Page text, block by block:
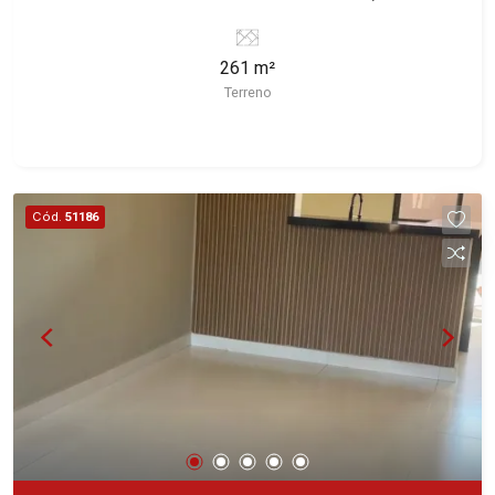
deste imóvel que a Martinelli Imobiliária
selecionou para você: - 261m² de área terreno -
terrenos residenciais e comerciais nos bairros
mais desejados da Zona Sul, reconhecidos por
sua segurança, infraestrutura e qualidade de vida
prestígio da região, como: Alto da Boa Vista,
Jardim Botânico, Jardim Olhos D`Água, Vila do
Golfe, City Ribeirão, Jardim Canadá, Guaporé,
Ilhas do Sul, Jardim Nova Aliança, Boulevard,
Quinta da Primavera, Bonfim Paulista, Vila Seixas,
261 m²
Terreno
Cód. 51186